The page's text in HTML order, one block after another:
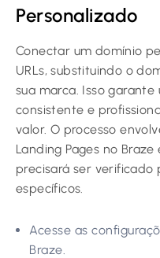
Personalizado
Conectar um domínio
URLs, substituindo o
sua marca. Isso
consistente e
valor. O processo
Landing Pages no
precisará ser verificado
específicos.
Acesse as
Braze.